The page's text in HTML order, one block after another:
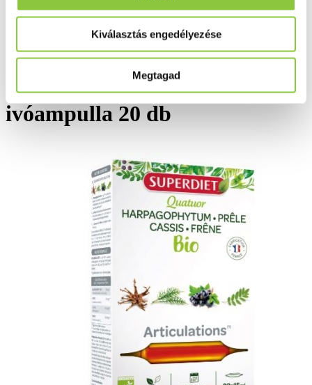
Kiválasztás engedélyezése
Megtagad
Porc és csont erősítők
Superdiet Bio Harpagophytum ivóampulla 20 db
Superdiet Bio Harpagophytum
ivóampulla 20 db